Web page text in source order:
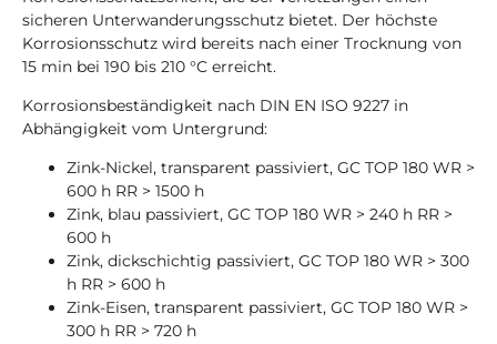
sicheren Unterwanderungsschutz bietet. Der höchste
Korrosionsschutz wird bereits nach einer Trocknung von
15 min bei 190 bis 210 °C erreicht.
Korrosionsbeständigkeit nach DIN EN ISO 9227 in
Abhängigkeit vom Untergrund:
Zink-Nickel, transparent passiviert, GC TOP 180 WR >
600 h RR > 1500 h
Zink, blau passiviert, GC TOP 180 WR > 240 h RR >
600 h
Zink, dickschichtig passiviert, GC TOP 180 WR > 300
h RR > 600 h
Zink-Eisen, transparent passiviert, GC TOP 180 WR >
300 h RR > 720 h